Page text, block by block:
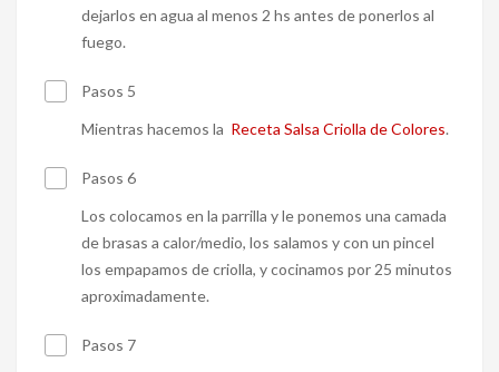
dejarlos en agua al menos 2 hs antes de ponerlos al
fuego.
Pasos 5
Mientras hacemos la Receta Salsa Criolla de Colores.
Pasos 6
Los colocamos en la parrilla y le ponemos una camada
de brasas a calor/medio, los salamos y con un pincel
los empapamos de criolla, y cocinamos por 25 minutos
aproximadamente.
Pasos 7